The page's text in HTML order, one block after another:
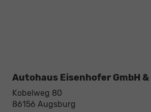
Autohaus Eisenhofer GmbH &
Kobelweg 80
86156 Augsburg